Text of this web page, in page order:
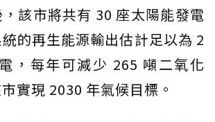
該市將共有 30 座太陽能發電
的再生能源輸出估計足以為 2
，每年可減少 265 噸二氧化
實現 2030 年氣候目標。